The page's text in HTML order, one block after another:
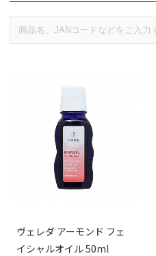
ヴェレダ アーモンド フェ
イシャルオイル 50ml